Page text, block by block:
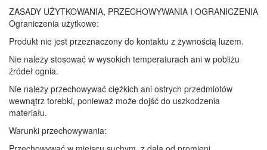
ZASADY UŻYTKOWANIA, PRZECHOWYWANIA I OGRANICZENIA
Ograniczenia użytkowe:
Produkt nie jest przeznaczony do kontaktu z żywnością luzem.
Nie należy stosować w wysokich temperaturach ani w pobliżu
źródeł ognia.
Nie należy przechowywać ciężkich ani ostrych przedmiotów
wewnątrz torebki, ponieważ może dojść do uszkodzenia
materiału.
Warunki przechowywania: